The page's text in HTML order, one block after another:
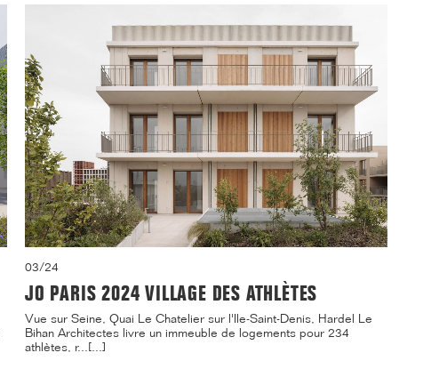
03/24
JO PARIS 2024 VILLAGE DES ATHLÈTES
Vue sur Seine, Quai Le Chatelier sur l'Ile-Saint-Denis, Hardel Le
Bihan Architectes livre un immeuble de logements pour 234
athlètes, r...[...]